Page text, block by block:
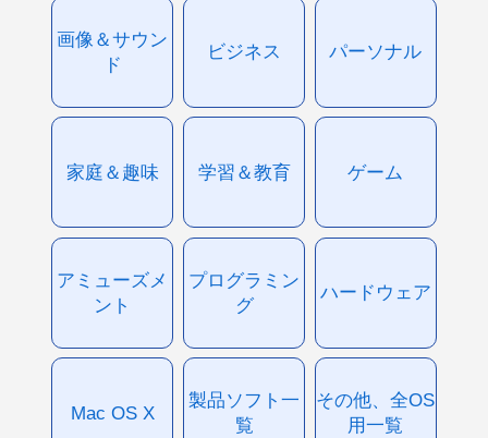
画像＆サウン
ド
ビジネス パーソナル
家庭＆趣味 学習＆教育 ゲーム
アミューズメ
ント
プログラミン
グ
ハードウェア
Mac OS X
製品ソフト一
覧
その他、全OS
用一覧